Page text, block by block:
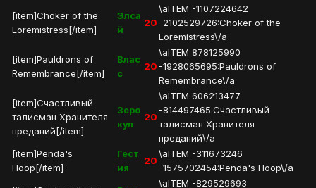
[item]Choker of the
Loremistress[/item]
Элса
й
20
\aITEM -1107224642
-2102529726:Choker of the
Loremistress\/a
[item]Pauldrons of
Remembrance[/item]
Влас
с
20
\aITEM 878125990
-1928065695:Pauldrons of
Remembrance\/a
[item]Счастливый
талисман Хранителя
преданий[/item]
Зеро
кул
20
\aITEM 606213477
-814497465:Счастливый
талисман Хранителя
преданий\/a
[item]Penda's
Hoop[/item]
Гест
ия
20
\aITEM -311673246
-1575702454:Penda's Hoop\/a
\aITEM -829529693